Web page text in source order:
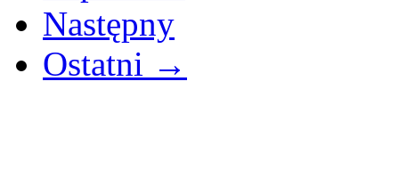
Następny
Ostatni →